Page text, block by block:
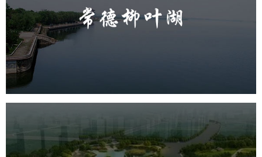
旅游休闲
城东区三河六岸党建绿道